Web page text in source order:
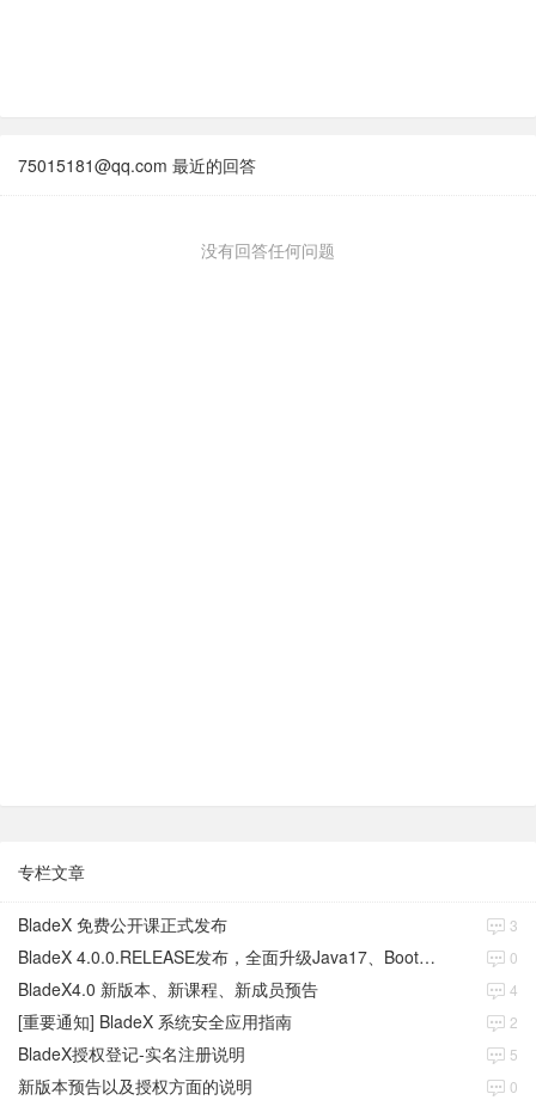
75015181@qq.com 最近的回答
没有回答任何问题
专栏文章
BladeX 免费公开课正式发布 3
BladeX 4.0.0.RELEASE发布，全面升级Java17、Boot3、Cloud2023 0
BladeX4.0 新版本、新课程、新成员预告 4
[重要通知] BladeX 系统安全应用指南 2
BladeX授权登记-实名注册说明 5
新版本预告以及授权方面的说明 0